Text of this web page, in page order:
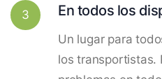
3 En todos los
Un lugar para
los transportistas.